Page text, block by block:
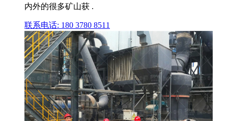
内外的很多矿山获 .
联系电话: 180 3780 8511